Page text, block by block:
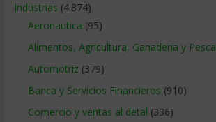
Industrias (4.874)
Aeronautica (95)
Alimentos, Agricultura, Ganaderia y Pesca
Automotriz(379)
Banca y Servicios Financieros (910)
Comercio y ventas al detal (336)